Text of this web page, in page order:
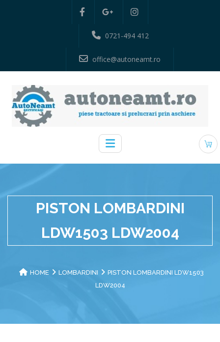
0721-494 412
office@autoneamt.ro
PISTON LOMBARDINI
LDW1503 LDW2004
HOME LOMBARDINI
PISTON LOMBARDINI LDW1503
LDW2004